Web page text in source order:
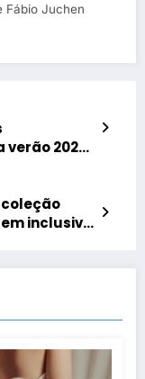
Fábio Juchen
verão 2024
coleção
inclusiva